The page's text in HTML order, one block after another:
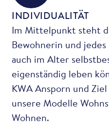
INDIVIDUALITÄT
Im Mittelpunkt steht
Bewohnerin und jedes
auch im Alter
eigenständig leben
KWA Ansporn und
unsere Modelle
Wohnen.